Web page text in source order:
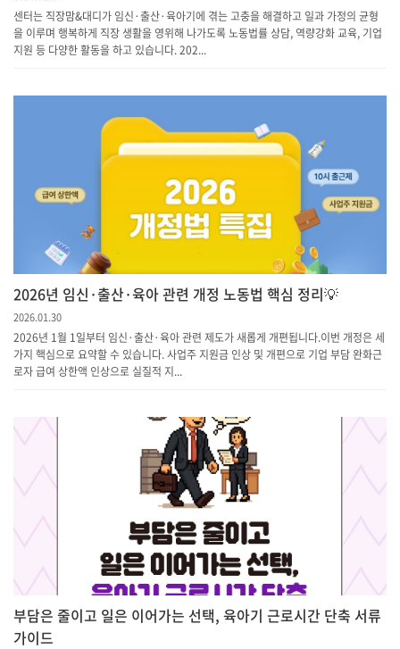
센터는 직장맘&대디가 임신·출산·육아기에 겪는 고충을 해결하고 일과 가정의 균형
을 이루며 행복하게 직장 생활을 영위해 나가도록 노동법률 상담, 역량강화 교육, 기업
지원 등 다양한 활동을 하고 있습니다. 202...
2026년 임신·출산·육아 관련 개정 노동법 핵심 정리💡
2026.01.30
2026년 1월 1일부터 임신·출산·육아 관련 제도가 새롭게 개편됩니다.이번 개정은 세
가지 핵심으로 요약할 수 있습니다.​ 사업주 지원금 인상 및 개편으로 기업 부담 완화근
로자 급여 상한액 인상으로 실질적 지...
부담은 줄이고 일은 이어가는 선택, 육아기 근로시간 단축 서류
가이드